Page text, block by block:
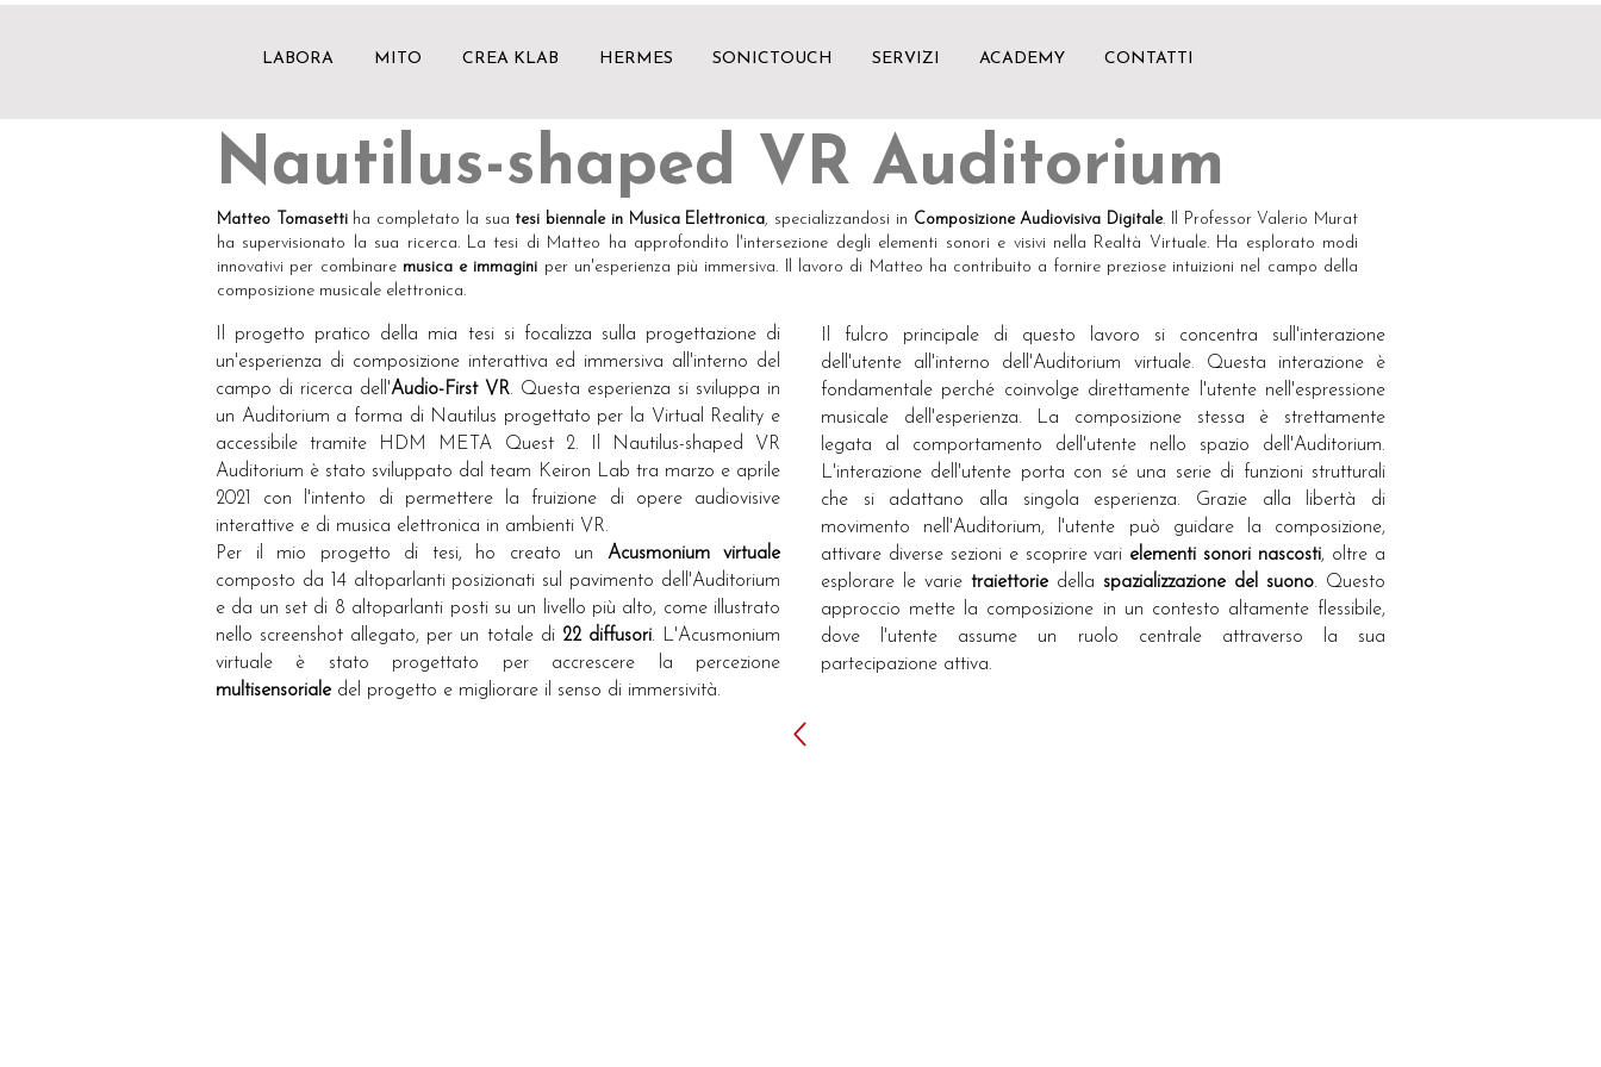
LABORA MITO CREA KLAB HERMES SONICTOUCH SERVIZI ACADEMY CONTATTI
Nautilus-shaped VR Auditorium
Matteo Tomasettiha completato la sua tesi biennale in Musica Elettronica, specializzandosi in Composizione Audiovisiva Digitale. Il Professor Valerio Murat
ha supervisionato la sua ricerca. La tesi di Matteo ha approfondito l'intersezione degli elementi sonori e visivi nella Realtà Virtuale. Ha esplorato modi
innovativi per combinare musica e immagini per un'esperienza più immersiva. Il lavoro di Matteo ha contribuito a fornire preziose intuizioni nel campo della
composizione musicale elettronica.
Il progetto pratico della mia tesi si focalizza sulla progettazione di
un'esperienza di composizione interattiva ed immersiva all'interno del
campo di ricerca dell'Audio-First VR. Questa esperienza si sviluppa in
un Auditorium a forma di Nautilus progettato per la Virtual Reality e
accessibile tramite HDM META Quest 2. Il Nautilus-shaped VR
Auditorium è stato sviluppato dal team Keiron Lab tra marzo e aprile
2021 con l'intento di permettere la fruizione di opere audiovisive
interattive e di musica elettronica in ambienti VR.
Per il mio progetto di tesi, ho creato un Acusmonium virtuale
composto da 14 altoparlanti posizionati sul pavimento dell'Auditorium
e da un set di 8 altoparlanti posti su un livello più alto, come illustrato
nello screenshot allegato, per un totale di 22 diffusori. L'Acusmonium
virtuale è stato progettato per accrescere la percezione
multisensoriale del progetto e migliorare il senso di immersività.
Il fulcro principale di questo lavoro si concentra sull'interazione
dell'utente all'interno dell'Auditorium virtuale. Questa interazione è
fondamentale perché coinvolge direttamente l'utente nell'espressione
musicale dell'esperienza. La composizione stessa è strettamente
legata al comportamento dell'utente nello spazio dell'Auditorium.
L'interazione dell'utente porta con sé una serie di funzioni strutturali
che si adattano alla singola esperienza. Grazie alla libertà di
movimento nell'Auditorium, l'utente può guidare la composizione,
attivare diverse sezioni e scoprire vari elementi sonori nascosti, oltre a
esplorare le varie traiettorie della spazializzazione del suono. Questo
approccio mette la composizione in un contesto altamente flessibile,
dove l'utente assume un ruolo centrale attraverso la sua
partecipazione attiva.